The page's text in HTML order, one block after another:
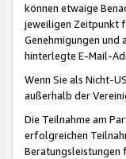
können etwaige
jeweiligen Zeitpunkt
Genehmigungen und
hinterlegte E-Mail-
Wenn Sie als Nicht-
außerhalb der
Die Teilnahme am
erfolgreichen
Beratungsleistungen